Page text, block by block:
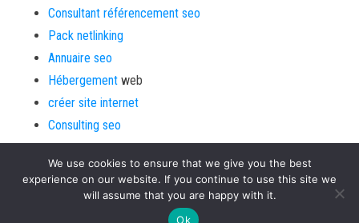
Consultant référencement seo
Pack netlinking
Annuaire seo
Hébergement web
créer site internet
Consulting seo
Aide aux webmasters
We use cookies to ensure that we give you the best
experience on our website. If you continue to use this site we
will assume that you are happy with it.
Ok